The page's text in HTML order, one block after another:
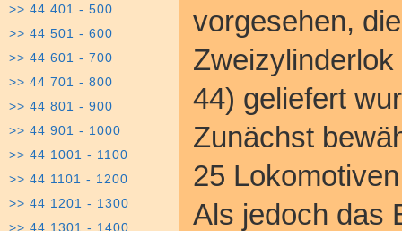
vorgesehen,
44) geliefert
Zunächst
25
Als jedoch das
>> 44 401 - 500
>> 44 501 - 600
>> 44 601 - 700
>> 44 701 - 800
>> 44 801 - 900
>> 44 901 - 1000
>> 44 1001 - 1100
>> 44 1101 - 1200
>> 44 1201 - 1300
>> 44 1301 - 1400